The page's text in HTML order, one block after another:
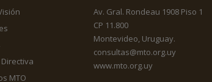
MTO
Av. Gral. Rondeau 1908 Piso 1
CP 11.800
Montevideo, Uruguay.
consultas@mto.org.uy
www.mto.org.uy